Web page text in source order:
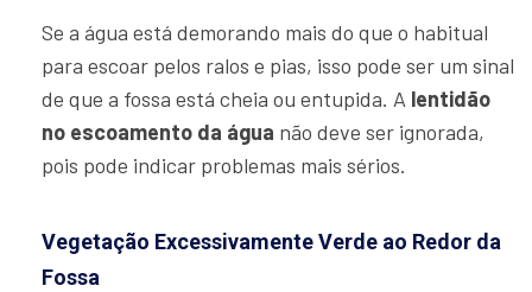
Se a água está demorando mais do que o habitual
para escoar pelos ralos e pias, isso pode ser um sinal
de que a fossa está cheia ou entupida. A lentidão
no escoamento da água não deve ser ignorada,
pois pode indicar problemas mais sérios.
Vegetação Excessivamente Verde ao Redor da
Fossa